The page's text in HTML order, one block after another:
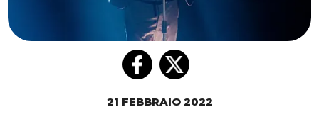
21 FEBBRAIO 2022